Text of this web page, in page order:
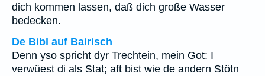
dich kommen lassen, daß dich große Wasser
bedecken.
De Bibl auf Bairisch
Denn yso spricht dyr Trechtein, mein Got: I
verwüest di als Stat; aft bist wie de andern Stötn